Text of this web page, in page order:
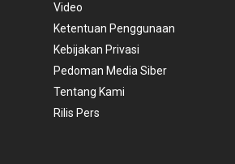
Video
Ketentuan Penggunaan
Kebijakan Privasi
Pedoman Media Siber
Tentang Kami
Rilis Pers